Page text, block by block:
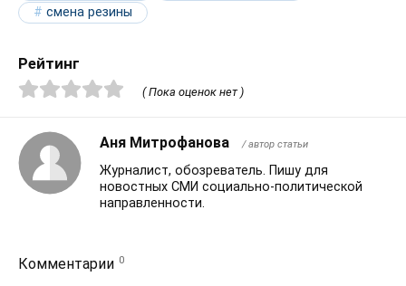
смена резины
Рейтинг
( Пока оценок нет )
Аня Митрофанова / автор статьи
Журналист, обозреватель. Пишу для
новостных СМИ социально-политической
направленности.
Комментарии 0